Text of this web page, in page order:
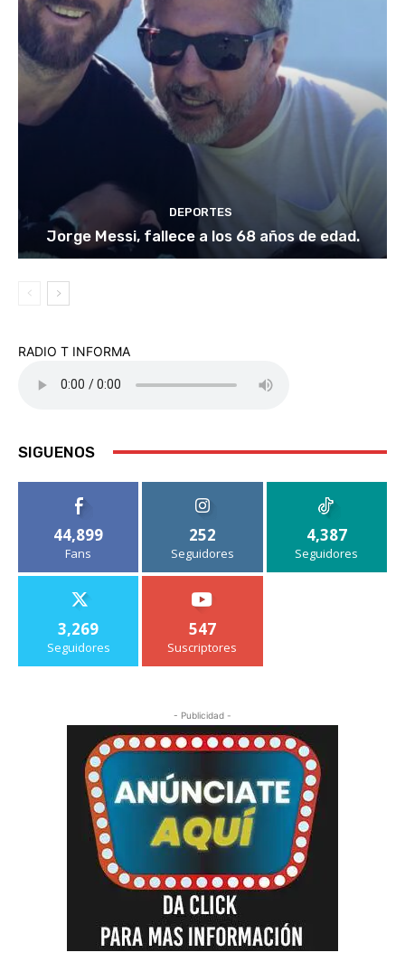
DEPORTES
Jorge Messi, fallece a los 68 años de edad.
RADIO T INFORMA
SIGUENOS
44,899
Fans
252
Seguidores
4,387
Seguidores
3,269
Seguidores
547
Suscriptores
- Publicidad -